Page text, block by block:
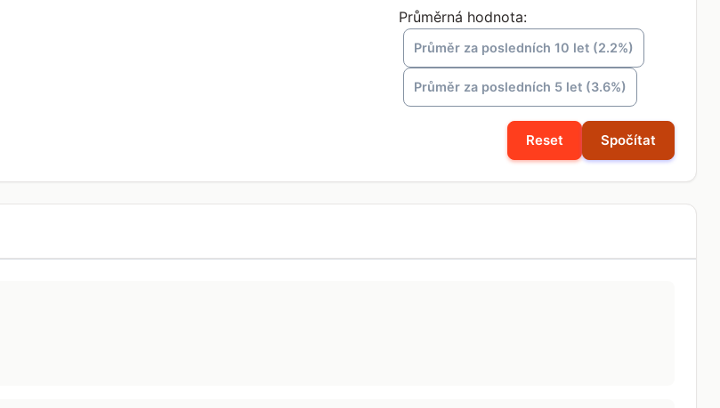
Průměrná hodnota:
Průměr za posledních 10 let (2.2%)
Průměr za posledních 5 let (3.6%)
Reset Spočítat